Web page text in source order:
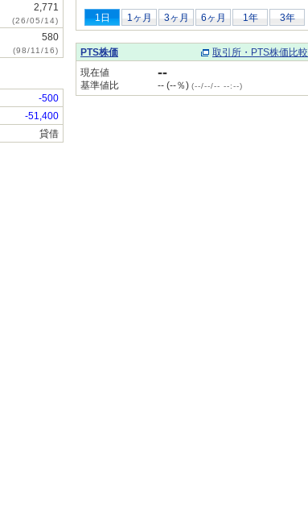
2,771
(26/05/14)
580
(98/11/16)
-500
-51,400
貸借
1日 1ヶ月 3ヶ月 6ヶ月 1年 3年
PTS株価
取引所・PTS株価比較
現在値
--
基準値比 -- (--％) (--/--/-- --:--)